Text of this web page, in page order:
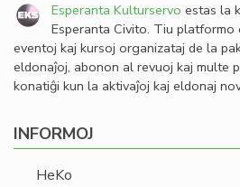
Esperanta Kulturservo estas la
Esperanta Civito. Tiu
eventoj kaj kursoj organizataj de la
eldonaĵoj, abonon al revuoj kaj multe
konatiĝi kun la aktivaĵoj kaj eldonaj
INFORMOJ
HeKo